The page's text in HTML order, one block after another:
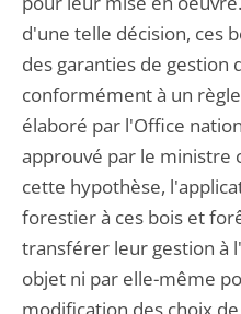
d'une telle décision, ces
des garanties de gestion
conformément à un
élaboré par l'Office
approuvé par le ministre
cette hypothèse,
forestier à ces bois et
transférer leur gestion à
objet ni par elle-même